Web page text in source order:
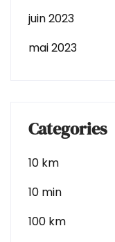
juin 2023
mai 2023
Categories
10 km
10 min
100 km